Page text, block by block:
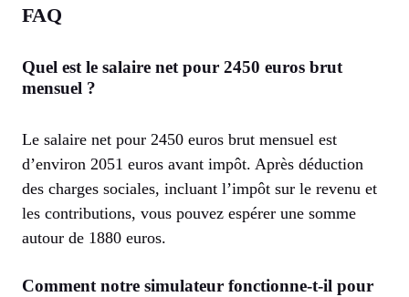
FAQ
Quel est le salaire net pour 2450 euros brut
mensuel ?
Le salaire net pour 2450 euros brut mensuel est
d’environ 2051 euros avant impôt. Après déduction
des charges sociales, incluant l’impôt sur le revenu et
les contributions, vous pouvez espérer une somme
autour de 1880 euros.
Comment notre simulateur fonctionne-t-il pour